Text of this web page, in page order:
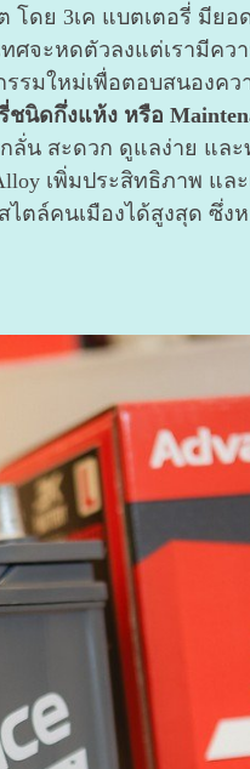
ย 3เค แบตเตอรี่ มียอ
จะหดตัวลงแต่เรามีคว
รมใหม่เพื่อตอบสนองค
ชนิดกึ่งแห้ง หรือ
น สะดวก ดูแลง่าย แล
เพิ่มประสิทธิภาพ แ
ตล์คนเมืองได้สูงสุด ซึ่ง